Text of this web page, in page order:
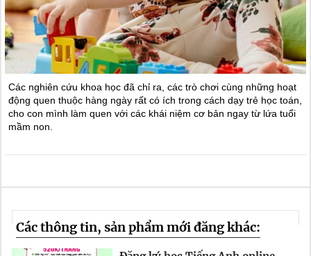
Các nghiên cứu khoa học đã chỉ ra, các trò chơi cùng những hoạt
động quen thuộc hàng ngày rất có ích trong cách dạy trẻ học toán,
cho con mình làm quen với các khái niệm cơ bản ngay từ lứa tuổi
mầm non.
Các thông tin, sản phẩm mới đăng khác: